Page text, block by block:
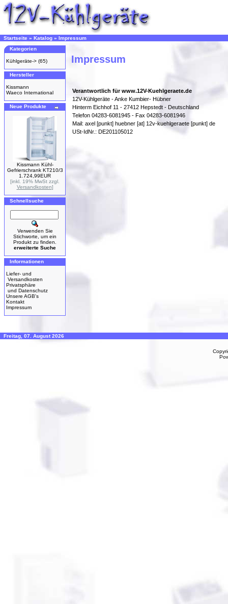
Startseite » Katalog » Impressum
Kategorien
Kühlgeräte-> (65)
Hersteller
Kissmann
Waeco International
Neue Produkte
Kissmann Kühl-
Gefrierschrank KT210/3
1.724,99EUR
[inkl. 19% MwSt zzgl.
Versandkosten]
Schnellsuche
Verwenden Sie
Stichworte, um ein
Produkt zu finden.
erweiterte Suche
Informationen
Liefer- und
Versandkosten
Privatsphäre
und Datenschutz
Unsere AGB's
Kontakt
Impressum
Impressum
Verantwortlich für www.12V-Kuehlgeraete.de
12V-Kühlgeräte - Anke Kumbier- Hübner
Hinterm Eichhof 11 - 27412 Hepstedt - Deutschland
Telefon 04283-6081945 - Fax 04283-6081946
Mail: axel [punkt] huebner [at] 12v-kuehlgeraete [punkt] de
USt-IdNr.: DE201105012
Freitag, 07. August 2026